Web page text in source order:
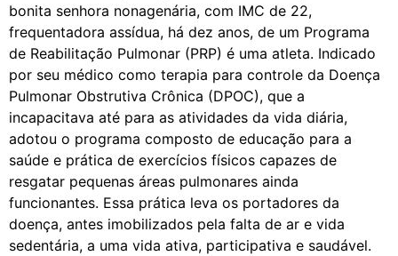
bonita senhora nonagenária, com IMC de 22,
frequentadora assídua, há dez anos, de um Programa
de Reabilitação Pulmonar (PRP) é uma atleta. Indicado
por seu médico como terapia para controle da Doença
Pulmonar Obstrutiva Crônica (DPOC), que a
incapacitava até para as atividades da vida diária,
adotou o programa composto de educação para a
saúde e prática de exercícios físicos capazes de
resgatar pequenas áreas pulmonares ainda
funcionantes. Essa prática leva os portadores da
doença, antes imobilizados pela falta de ar e vida
sedentária, a uma vida ativa, participativa e saudável.